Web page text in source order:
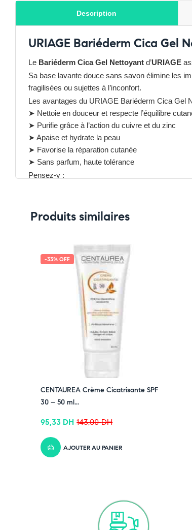
Description
URIAGE Bariéderm Cica
Le Bariéderm Cica Gel Nettoyant d’URIAGE
Sa base lavante douce sans savon élimine les
fragilisées ou sujettes à l’inconfort.
Les avantages du URIAGE Bariéderm Cica Gel
➤ Nettoie en douceur et respecte l’équilibre
➤ Purifie grâce à l’action du cuivre et du zinc
➤ Apaise et hydrate la peau
➤ Favorise la réparation cutanée
➤ Sans parfum, haute tolérance
Pensez-y :
✔ Rejoignez-nous sur Instagram –
Produits similaires
-33% OFF
CENTAUREA Crème Cicatrisante SPF
30 – 50 ml...
143,00DH
95,33 DH
AJOUTER AU PANIER